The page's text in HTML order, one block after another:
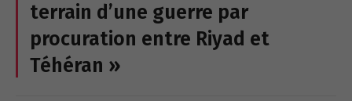
terrain d’une guerre par
procuration entre Riyad et
Téhéran »